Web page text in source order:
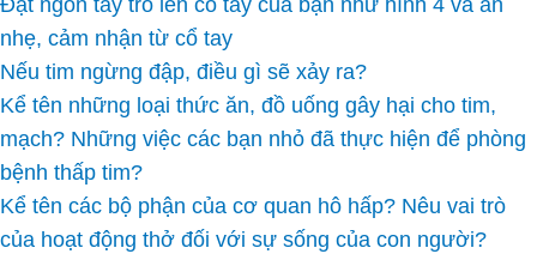
Đặt ngón tay trỏ lên cổ tay của bạn như hình 4 và ấn
nhẹ, cảm nhận từ cổ tay
Nếu tim ngừng đập, điều gì sẽ xảy ra?
Kể tên những loại thức ăn, đồ uống gây hại cho tim,
mạch? Những việc các bạn nhỏ đã thực hiện để phòng
bệnh thấp tim?
Kể tên các bộ phận của cơ quan hô hấp? Nêu vai trò
của hoạt động thở đối với sự sống của con người?